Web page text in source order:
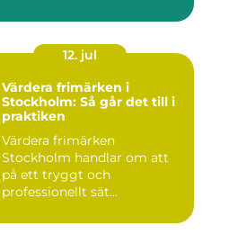
12. jul
Värdera frimärken i
Stockholm: Så går det till i
praktiken
Värdera frimärken
Stockholm handlar om att
på ett tryggt och
professionellt sät...